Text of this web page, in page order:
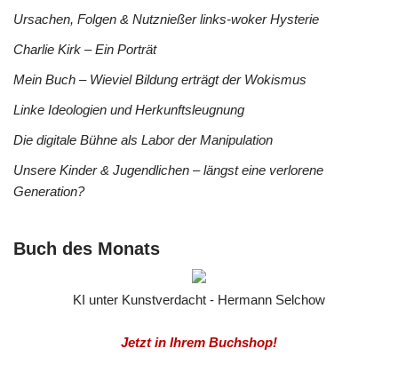
Ursachen, Folgen & Nutznießer links-woker Hysterie
Charlie Kirk – Ein Porträt
Mein Buch – Wieviel Bildung erträgt der Wokismus
Linke Ideologien und Herkunftsleugnung
Die digitale Bühne als Labor der Manipulation
Unsere Kinder & Jugendlichen – längst eine verlorene
Generation?
Buch des Monats
KI unter Kunstverdacht - Hermann Selchow
Jetzt in Ihrem Buchshop!